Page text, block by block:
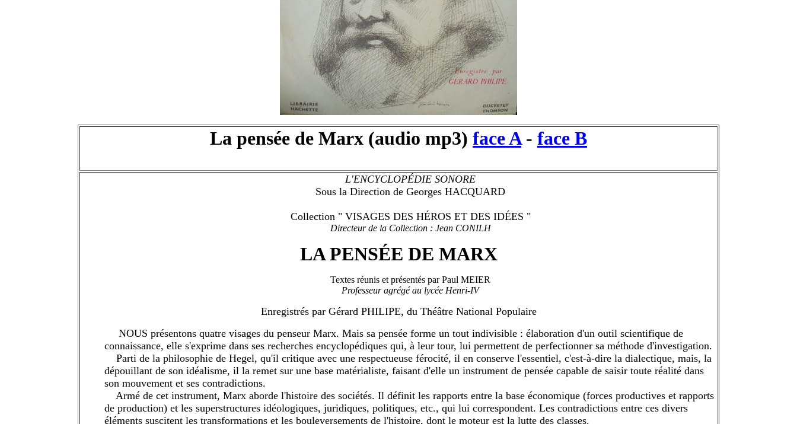
La pensée de Marx (audio mp3) face A- face B
L'ENCYCLOPÉDIE SONORE
Sous la Direction de Georges HACQUARD
Collection " VISAGES DES HÉROS ET DES IDÉES "
Directeur de la Collection : Jean CONILH
LA PENSÉE DE MARX
Textes réunis et présentés par Paul MEIER
Professeur agrégé au lycée Henri-IV
Enregistrés par Gérard PHILIPE, du Théâtre National Populaire
NOUS présentons quatre visages du penseur Marx. Mais sa pensée forme un tout indivisible : élaboration d'un outil scientifique de
connaissance, elle s'exprime dans ses recherches encyclopédiques qui, à leur tour, lui permettent de perfectionner sa méthode d'investigation.
Parti de la philosophie de Hegel, qu'il critique avec une respectueuse férocité, il en conserve l'essentiel, c'est-à-dire la dialectique, mais, la
dépouillant de son idéalisme, il la remet sur une base matérialiste, faisant d'elle un instrument de pensée capable de saisir toute réalité dans
son mouvement et ses contradictions.
Armé de cet instrument, Marx aborde l'histoire des sociétés. Il définit les rapports entre la base économique (forces productives et rapports
de production) et les superstructures idéologiques, juridiques, politiques, etc., qui lui correspondent. Les contradictions entre ces divers
éléments suscitent les transformations et les bouleversements de l'histoire, dont le moteur est la lutte des classes.